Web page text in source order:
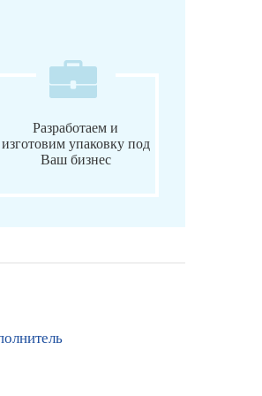
Разработаем и
изготовим упаковку под
Ваш бизнес